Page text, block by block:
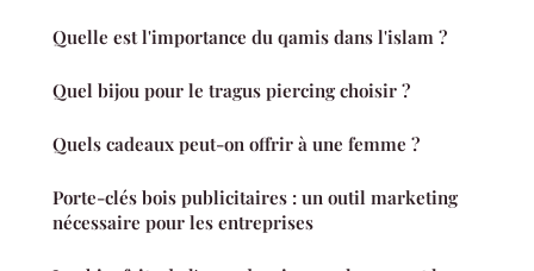
Quelle est l'importance du qamis dans l'islam ?
Quel bijou pour le tragus piercing choisir ?
Quels cadeaux peut-on offrir à une femme ?
Porte-clés bois publicitaires : un outil marketing
nécessaire pour les entreprises